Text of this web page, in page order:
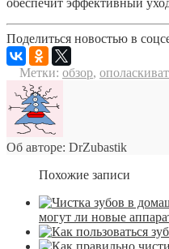
обеспечит эффективный
Поделиться новостью в
Метки: обзор,
Об авторе: DrZubastik
Похожие записи
могут ли новые